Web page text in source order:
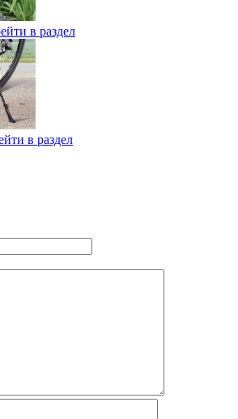
в раздел
в раздел